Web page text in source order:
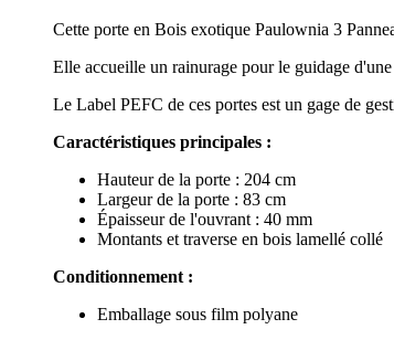
Cette porte en Bois exotique Paulownia 3
Elle accueille un rainurage pour le guidage
Le Label PEFC de ces portes est un gage de
Caractéristiques principales :
Hauteur de la porte : 204 cm
Largeur de la porte : 83 cm
Épaisseur de l'ouvrant : 40 mm
Montants et traverse en bois lamellé collé
Conditionnement :
Emballage sous film polyane